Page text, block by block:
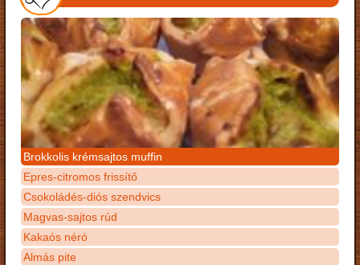
Brokkolis krémsajtos muffin
Epres-citromos frissítő
Csokoládés-diós szendvics
Magvas-sajtos rúd
Kakaós néró
Almás pite